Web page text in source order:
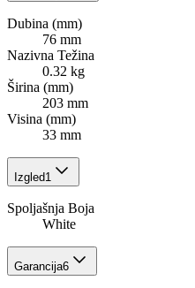
Dubina (mm)
76 mm
Nazivna Težina
0.32 kg
Širina (mm)
203 mm
Visina (mm)
33 mm
Izgled1
Spoljašnja Boja
White
Garancija6